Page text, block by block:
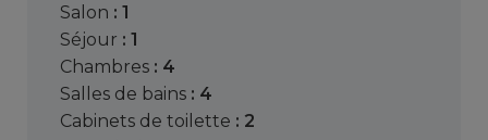
salon : 1
séjour : 1
chambres : 4
salles de bains : 4
cabinets de toilette : 2